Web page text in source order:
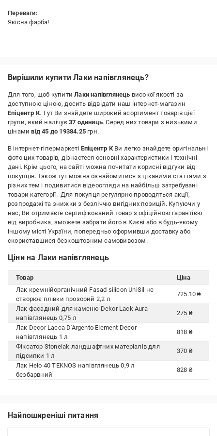
Переваги:
Якісна фарба!
Вирішили купити Лаки напівглянець?
Для того, щоб купитиЛаки напівглянець високої якості за
доступною ціною, досить відвідати наш інтернет-магазин
Епіцентр К. Тут Ви знайдете широкий асортимент товарів цієї
групи, який налічує 37 одиниць. Серед них товари з низькими
цінамивід 45 до 19384.25 грн.
В інтернет-гіпермаркеті Епіцентр КВи легко знайдете оригінальні
фото цих товарів, дізнаєтеся основні характеристики і технічні
дані. Крім цього, на сайті можна почитати корисні відгуки від
покупців. Також тут можна ознайомитися з цікавими статтями з
різних тем і подивитися відеоогляди на найбільш затребувані
товари категорії . Для покупця регулярно проводяться акції,
розпродажі та знижки з безліччю вигідних позицій. Купуючи у
нас, Ви отримаєте сертифікований товар з офіційною гарантією
від виробника, зможете забрати його в Києві або в будь-якому
іншому місті України, попередньо оформивши доставку або
скориставшися безкоштовним самовивозом.
Ціни на Лаки напівглянець
Товар
Ціна
Лак кремнійорганічний Fasad silicon UniSil не
створює плівки прозорий 2,2 л
725.10 ₴
Лак фасадний для каменю Dekor Lack Aura
напівглянець 0,75 л
275 ₴
Лак Decor Lacca D'Argento Element Decor
напівглянець 1 л
818 ₴
Фіксатор Stonelak ландшафтних матеріалів для
підсипки 1 л
370 ₴
Лак Helo 40 TEKNOS напівглянець 0,9 л
безбарвний
828 ₴
Найпоширеніші питання